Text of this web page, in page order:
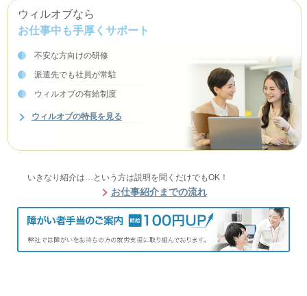
ウィルオブなら
お仕事中も手厚くサポート
不安な方向けの研修
派遣先でも社員が常駐
ウィルオブの有給制度
ウィルオブの特長を見る
いきなり紹介は…という方は説明を聞くだけでもOK！
お仕事紹介までの流れ